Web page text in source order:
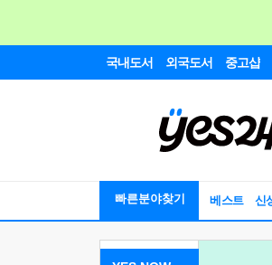
국내도서 외국도서 중고샵
빠른분야찾기 베스트 신